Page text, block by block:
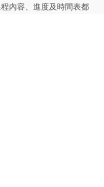
內容、進度及時間表都